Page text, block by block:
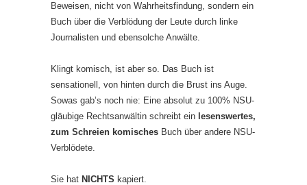
Beweisen, nicht von Wahrheitsfindung, sondern ein
Buch über die Verblödung der Leute durch linke
Journalisten und ebensolche Anwälte.
Klingt komisch, ist aber so. Das Buch ist
sensationell, von hinten durch die Brust ins Auge.
Sowas gab’s noch nie: Eine absolut zu 100% NSU-
gläubige Rechtsanwältin schreibt ein lesenswertes,
zum Schreien komisches Buch über andere NSU-
Verblödete.
Sie hat NICHTS kapiert.